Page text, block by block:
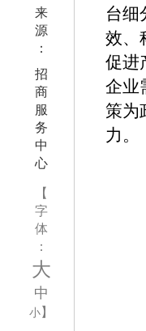
来
源
：
招
商
服
务
中
心
【
字
体
：
大
中
小】
台细
效、
促进
企业
策为
力。